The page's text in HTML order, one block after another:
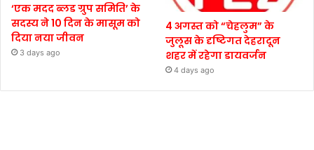
‘एक मदद ब्लड ग्रुप समिति’ के
सदस्य ने 10 दिन के मासूम को
दिया नया जीवन
3 days ago
4 अगस्त को “चेहलुम” के
जुलूस के दृष्टिगत देहरादून
शहर में रहेगा डायवर्जन
4 days ago